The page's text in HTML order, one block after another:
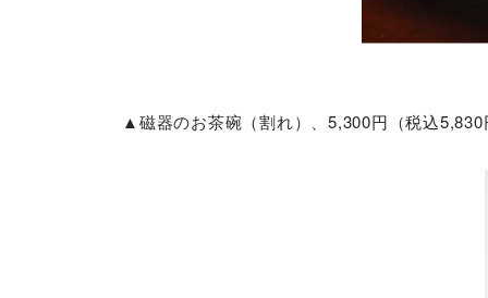
▲磁器のお茶碗（割れ）、5,300円（税込5,830